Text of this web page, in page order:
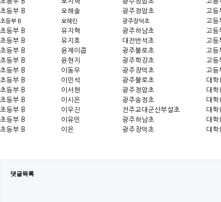
초등부 B
오해솔 광주정암초 고등
초등부 B 오혜린 광주장덕초
고등
초등부 B
유지혁 광주하남초
고등
초등부 B
유지호 대전반석초
고등
초등부 B
윤제이콥 광주불로초
고등
초등부 B
윤현지 광주학강초
고등
초등부 B
이동우 광주장덕초
고등
초등부 B
이민석 광주불로초
대학
초등부 B
이서현 광주정암초
대학
초등부 B
이시은 광주송정초
대학
초등부 B
이우진 전주교대군산부설초
대학
초등부 B
이유민 광주하남초
대학
초등부 B
이은 광주장덕초 대학
댓글목록